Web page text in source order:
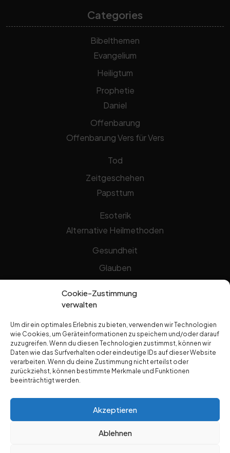
Cookie-Zustimmung
verwalten
Um dir ein optimales Erlebnis zu bieten, verwenden wir Technologien
wie Cookies, um Geräteinformationen zu speichern und/oder darauf
zuzugreifen. Wenn du diesen Technologien zustimmst, können wir
Daten wie das Surfverhalten oder eindeutige IDs auf dieser Website
verarbeiten. Wenn du deine Zustimmung nicht erteilst oder
zurückziehst, können bestimmte Merkmale und Funktionen
beeinträchtigt werden.
Akzeptieren
Ablehnen
Categories
Bibelthemen
Evangelium
Heiligtum
Prophetie
Daniel
Offenbarung
Offenbarung Vers für Vers
Tod
Zeitgeschehen
Papsttum
Esoterik
Alternative Heilmethoden
Gesundheit
Glauben
Jesus Christus
Prediger
Dr. Edwin Noyes
Hermann Kesten
Pat Arrabito
Yip Kok Tho